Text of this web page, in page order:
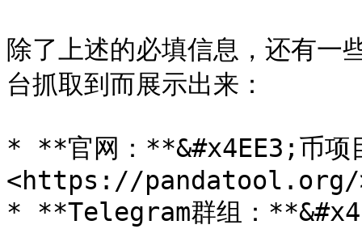
除了上述的必填信息，还有一
台抓取到而展示出来：
* **官网：**&#x4EE3;币项
<https://pandatool.org/
* **Telegram群组：